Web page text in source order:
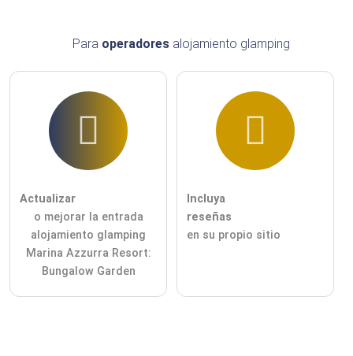
Para operadores alojamiento glamping
Actualizar
o mejorar la entrada
alojamiento glamping
Marina Azzurra Resort:
Bungalow Garden
Incluya
reseñas
en su propio sitio